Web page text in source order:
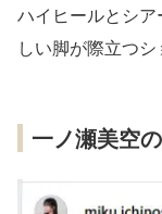
ハイヒールとシ
しい脚が際立つシ
一ノ瀬美空